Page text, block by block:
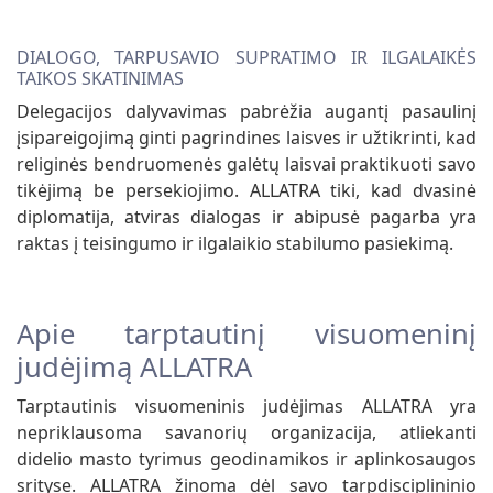
DIALOGO, TARPUSAVIO SUPRATIMO IR ILGALAIKĖS
TAIKOS SKATINIMAS
Delegacijos dalyvavimas pabrėžia augantį pasaulinį
įsipareigojimą ginti pagrindines laisves ir užtikrinti, kad
religinės bendruomenės galėtų laisvai praktikuoti savo
tikėjimą be persekiojimo. ALLATRA tiki, kad dvasinė
diplomatija, atviras dialogas ir abipusė pagarba yra
raktas į teisingumo ir ilgalaikio stabilumo pasiekimą.
Apie tarptautinį visuomeninį
judėjimą ALLATRA
Tarptautinis visuomeninis judėjimas ALLATRA yra
nepriklausoma savanorių organizacija, atliekanti
didelio masto tyrimus geodinamikos ir aplinkosaugos
srityse. ALLATRA žinoma dėl savo tarpdisciplininio